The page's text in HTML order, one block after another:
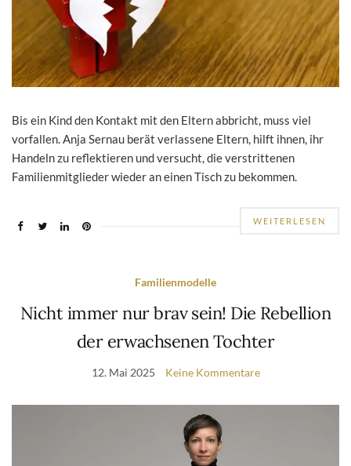
Bis ein Kind den Kontakt mit den Eltern abbricht, muss viel
vorfallen. Anja Sernau berät verlassene Eltern, hilft ihnen, ihr
Handeln zu reflektieren und versucht, die verstrittenen
Familienmitglieder wieder an einen Tisch zu bekommen.
WEITERLESEN
Familienmodelle
Nicht immer nur brav sein! Die Rebellion
der erwachsenen Tochter
12. Mai 2025 Keine Kommentare